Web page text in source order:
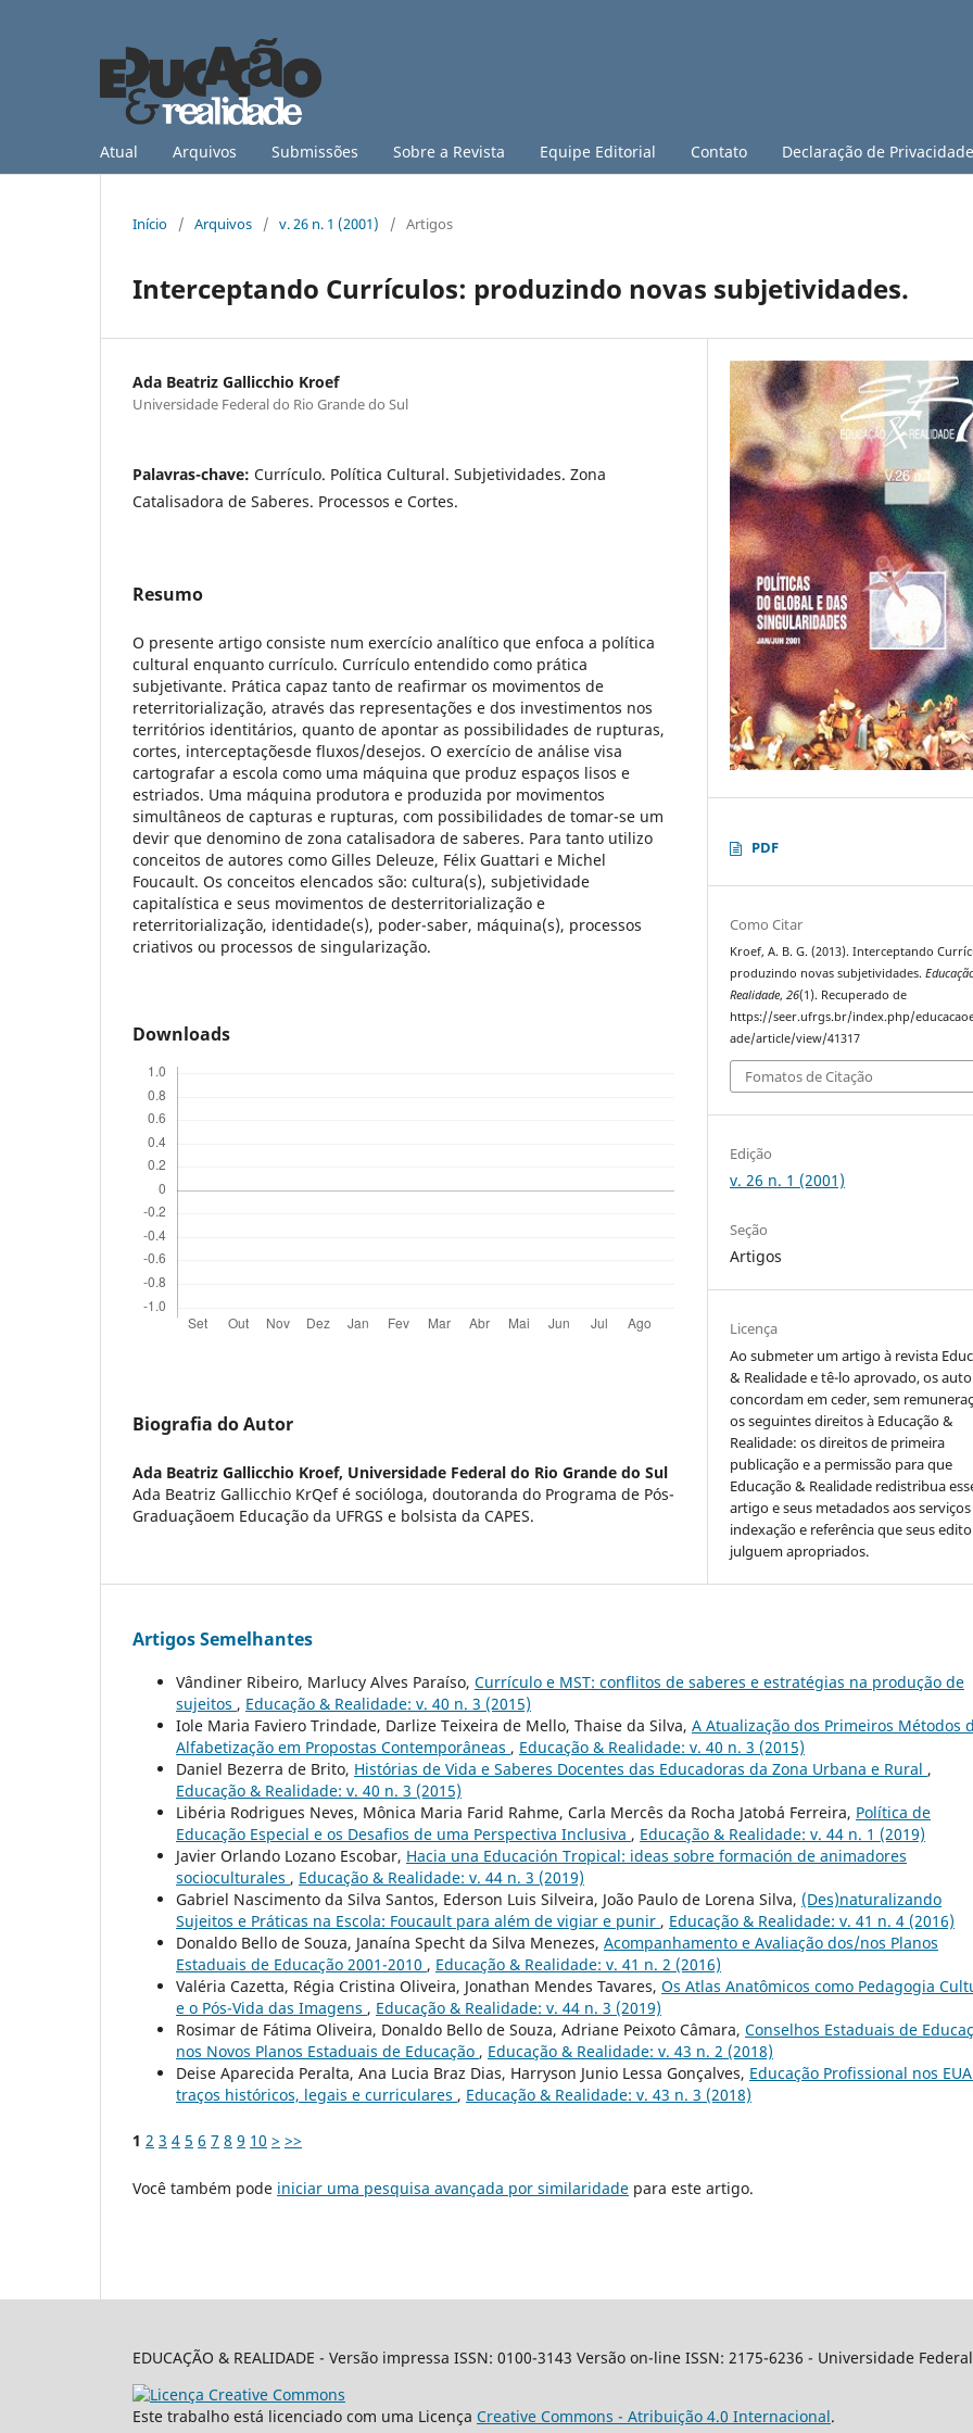
Atual Arquivos Submissões Sobre a Revista Equipe Editorial Contato Declaração de Privacidade
Início / Arquivos / v. 26 n. 1 (2001) / Artigos
Interceptando Currículos: produzindo novas subjetividades.
Ada Beatriz Gallicchio Kroef
Universidade Federal do Rio Grande do Sul
Palavras-chave: Currículo. Política Cultural. Subjetividades. Zona
Catalisadora de Saberes. Processos e Cortes.
Resumo
O presente artigo consiste num exercício analítico que enfoca a política
cultural enquanto currículo. Currículo entendido como prática
subjetivante. Prática capaz tanto de reafirmar os movimentos de
reterritorialização, através das representações e dos investimentos nos
territórios identitários, quanto de apontar as possibilidades de rupturas,
cortes, interceptaçõesde fluxos/desejos. O exercício de análise visa
cartografar a escola como uma máquina que produz espaços lisos e
estriados. Uma máquina produtora e produzida por movimentos
simultâneos de capturas e rupturas, com possibilidades de tomar-se um
devir que denomino de zona catalisadora de saberes. Para tanto utilizo
conceitos de autores como Gilles Deleuze, Félix Guattari e Michel
Foucault. Os conceitos elencados são: cultura(s), subjetividade
capitalística e seus movimentos de desterritorialização e
reterritorialização, identidade(s), poder-saber, máquina(s), processos
criativos ou processos de singularização.
Downloads
Biografia do Autor
Ada Beatriz Gallicchio Kroef, Universidade Federal do Rio Grande do Sul
Ada Beatriz Gallicchio KrQef é socióloga, doutoranda do Programa de Pós-
Graduaçãoem Educação da UFRGS e bolsista da CAPES.
PDF
Como Citar
Kroef, A. B. G. (2013). Interceptando
produzindo novas subjetividades.
Realidade,26(1). Recuperado de
https://seer.ufrgs.br/index.php/
ade/article/view/41317
Fomatos de Citação
Edição
v. 26 n. 1 (2001)
Seção
Artigos
Licença
Ao submeter um artigo à revista
& Realidade e tê-lo aprovado, os
concordam em ceder, sem
os seguintes direitos à Educação &
Realidade: os direitos de primeira
publicação e a permissão para que
Educação & Realidade redistribua
artigo e seus metadados aos
indexação e referência que seus
julguem apropriados.
Artigos Semelhantes
Vândiner Ribeiro, Marlucy Alves Paraíso, Currículo e MST: conflitos de saberes e estratégias na produção de
sujeitos , Educação & Realidade: v. 40 n. 3 (2015)
Iole Maria Faviero Trindade, Darlize Teixeira de Mello, Thaise da Silva, A Atualização dos Primeiros Métodos
Alfabetização em Propostas Contemporâneas , Educação & Realidade: v. 40 n. 3 (2015)
Daniel Bezerra de Brito, Histórias de Vida e Saberes Docentes das Educadoras da Zona Urbana e Rural ,
Educação & Realidade: v. 40 n. 3 (2015)
Libéria Rodrigues Neves, Mônica Maria Farid Rahme, Carla Mercês da Rocha Jatobá Ferreira, Política de
Educação Especial e os Desafios de uma Perspectiva Inclusiva , Educação & Realidade: v. 44 n. 1 (2019)
Javier Orlando Lozano Escobar, Hacia una Educación Tropical: ideas sobre formación de animadores
socioculturales , Educação & Realidade: v. 44 n. 3 (2019)
Gabriel Nascimento da Silva Santos, Ederson Luis Silveira, João Paulo de Lorena Silva, (Des)naturalizando
Sujeitos e Práticas na Escola: Foucault para além de vigiar e punir , Educação & Realidade: v. 41 n. 4 (2016)
Donaldo Bello de Souza, Janaína Specht da Silva Menezes, Acompanhamento e Avaliação dos/nos Planos
Estaduais de Educação 2001-2010 , Educação & Realidade: v. 41 n. 2 (2016)
Valéria Cazetta, Régia Cristina Oliveira, Jonathan Mendes Tavares, Os Atlas Anatômicos como Pedagogia
e o Pós-Vida das Imagens , Educação & Realidade: v. 44 n. 3 (2019)
Rosimar de Fátima Oliveira, Donaldo Bello de Souza, Adriane Peixoto Câmara, Conselhos Estaduais de
nos Novos Planos Estaduais de Educação , Educação & Realidade: v. 43 n. 2 (2018)
Deise Aparecida Peralta, Ana Lucia Braz Dias, Harryson Junio Lessa Gonçalves, Educação Profissional nos
traços históricos, legais e curriculares , Educação & Realidade: v. 43 n. 3 (2018)
1 2 3 4 5 6 7 8 9 10 > >>
Você também pode iniciar uma pesquisa avançada por similaridade para este artigo.
EDUCAÇÃO & REALIDADE - Versão impressa ISSN: 0100-3143 Versão on-line ISSN: 2175-6236 - Universidade
Este trabalho está licenciado com uma Licença Creative Commons - Atribuição 4.0 Internacional.